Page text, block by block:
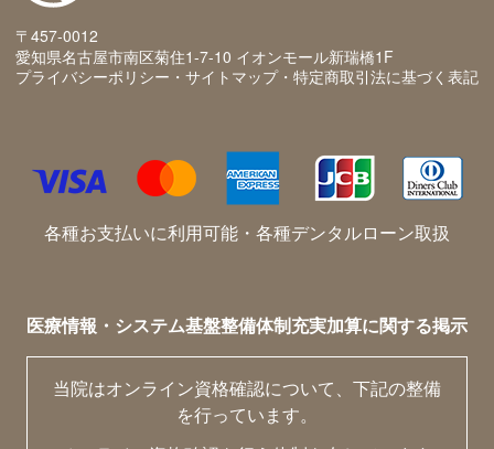
〒457-0012
愛知県名古屋市南区菊住1-7-10 イオンモール新瑞橋1F
プライバシーポリシー・サイトマップ・特定商取引法に基づく表記
各種お支払いに利用可能・各種デンタルローン取扱
医療情報・システム基盤整備体制充実加算に関する掲示
当院はオンライン資格確認について、下記の整備
を行っています。